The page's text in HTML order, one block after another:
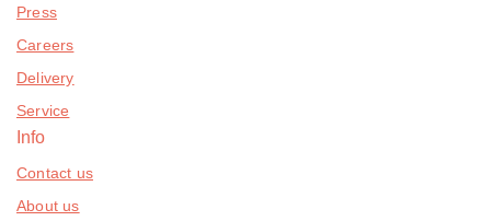
Press
Careers
Delivery
Service
Info
Contact us
About us